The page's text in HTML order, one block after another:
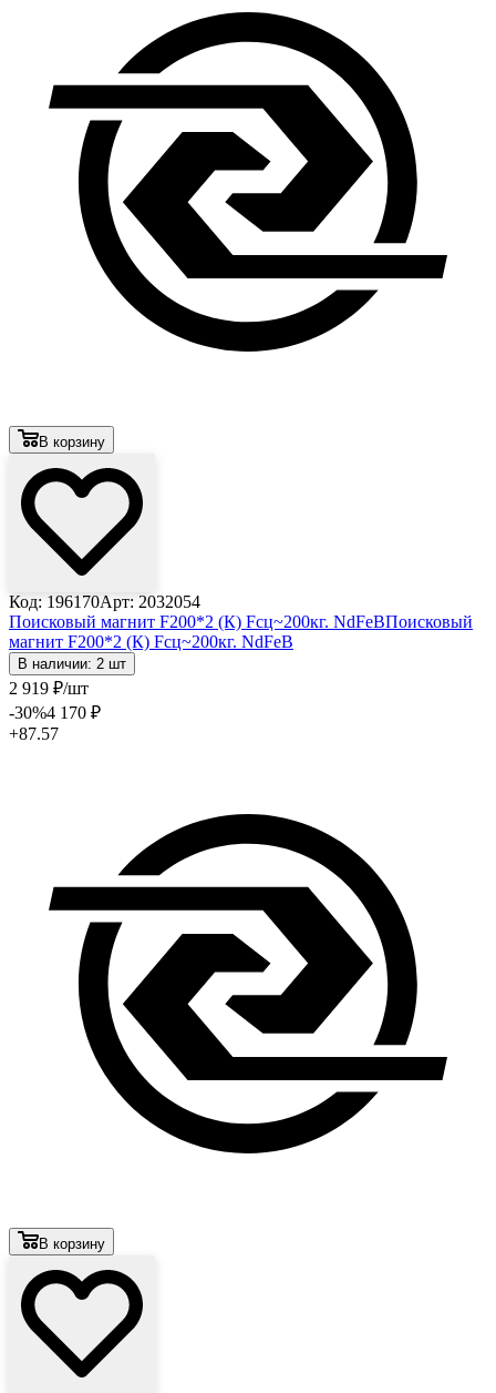
В корзину
Код: 196170Арт: 2032054
Поисковый магнит F200*2 (К) Fсц~200кг. NdFeBПоисковый
магнит F200*2 (К) Fсц~200кг. NdFeB
В наличии: 2 шт
2 919 ₽/шт
-30%4 170 ₽
+87.57
В корзину